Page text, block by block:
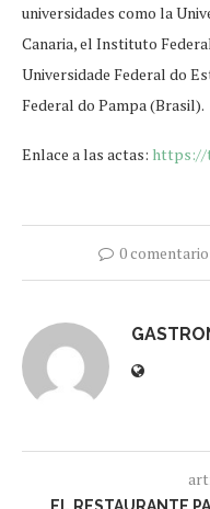
universidades como la
Canaria, el Instituto
Universidade Federal do
Federal do Pampa (Brasil).
Enlace a las actas: https://
0